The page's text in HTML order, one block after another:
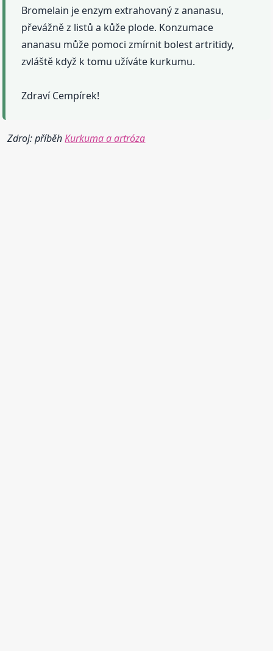
Bromelain je enzym extrahovaný z ananasu,
převážně z listů a kůže plode. Konzumace
ananasu může pomoci zmírnit bolest artritidy,
zvláště když k tomu užíváte kurkumu.
Zdraví Cempírek!
Zdroj: příběhKurkuma a artróza